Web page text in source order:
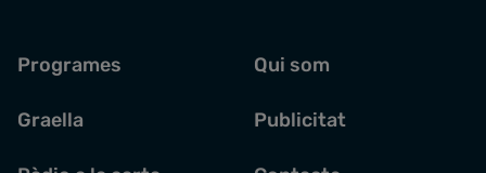
Programes
Graella
Qui som
Publicitat